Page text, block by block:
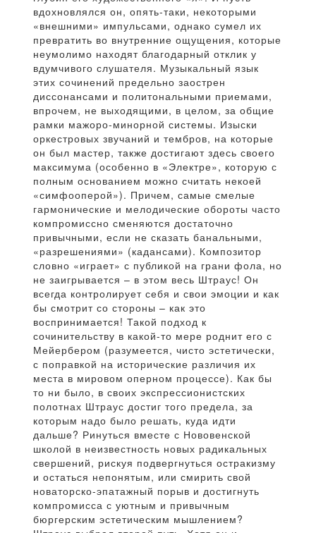
вдохновлялся он, опять-таки, некоторыми
«внешними» импульсами, однако сумел их
превратить во внутренние ощущения, которые
неумолимо находят благодарный отклик у
вдумчивого слушателя. Музыкальный язык
этих сочинений предельно заострен
диссонансами и политональными приемами,
впрочем, не выходящими, в целом, за общие
рамки мажоро-минорной системы. Изыски
оркестровых звучаний и тембров, на которые
он был мастер, также достигают здесь своего
максимума (особенно в «Электре», которую с
полным основанием можно считать некоей
«симфооперой»). Причем, самые смелые
гармонические и мелодические обороты часто
компромиссно сменяются достаточно
привычными, если не сказать банальными,
«разрешениями» (кадансами). Композитор
словно «играет» с публикой на грани фола, но
не заигрывается – в этом весь Штраус! Он
всегда контролирует себя и свои эмоции и как
бы смотрит со стороны – как это
воспринимается! Такой подход к
сочинительству в какой-то мере роднит его с
Мейербером (разумеется, чисто эстетически,
с поправкой на исторические различия их
места в мировом оперном процессе). Как бы
то ни было, в своих экспрессионистских
полотнах Штраус достиг того предела, за
которым надо было решать, куда идти
дальше? Ринуться вместе с Нововенской
школой в неизвестность новых радикальных
свершений, рискуя подвергнуться остракизму
и остаться непонятым, или смирить свой
новаторско-эпатажный порыв и достигнуть
компромисса с уютным и привычным
бюргерским эстетическим мышлением?